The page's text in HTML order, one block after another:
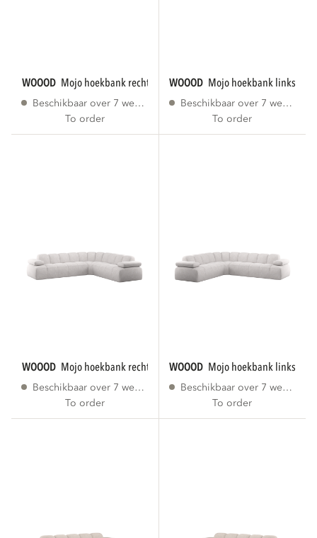
WOOOD mojo hoekbank rechts ribstof ecru
Beschikbaar over 7 weken
To order
WOOOD mojo hoekbank links
Beschikbaar over 7 weken
To order
WOOOD mojo hoekbank rechts bouclé ecru...
Beschikbaar over 7 weken
To order
WOOOD mojo hoekbank links
Beschikbaar over 7 weken
To order